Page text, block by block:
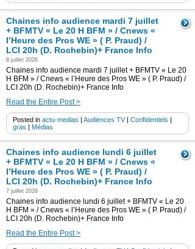
Chaines info audience mardi 7 juillet
+ BFMTV « Le 20 H BFM » / Cnews «
l’Heure des Pros WE » ( P. Praud) /
LCI 20h (D. Rochebin)+ France Info
8 juillet 2026
Chaines info audience mardi 7 juillet + BFMTV « Le 20
H BFM » / Cnews « l’Heure des Pros WE » ( P. Praud) /
LCI 20h (D. Rochebin)+ France Info
Read the Entire Post >
Posted in actu-medias | Audiences TV| Confidentiels |
gras | Médias
Chaines info audience lundi 6 juillet
+ BFMTV « Le 20 H BFM » / Cnews «
l’Heure des Pros WE » ( P. Praud) /
LCI 20h (D. Rochebin)+ France Info
7 juillet 2026
Chaines info audience lundi 6 juillet + BFMTV « Le 20
H BFM » / Cnews « l’Heure des Pros WE » ( P. Praud) /
LCI 20h (D. Rochebin)+ France Info
Read the Entire Post >